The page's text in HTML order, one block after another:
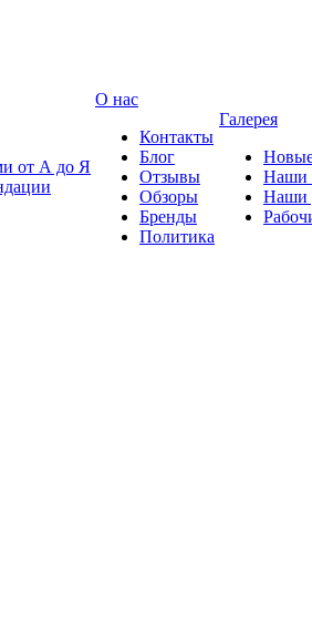
от А до Я
О нас
Контакты
Блог
Отзывы
Обзоры
Бренды
Политика
Галерея
Наши
Наши